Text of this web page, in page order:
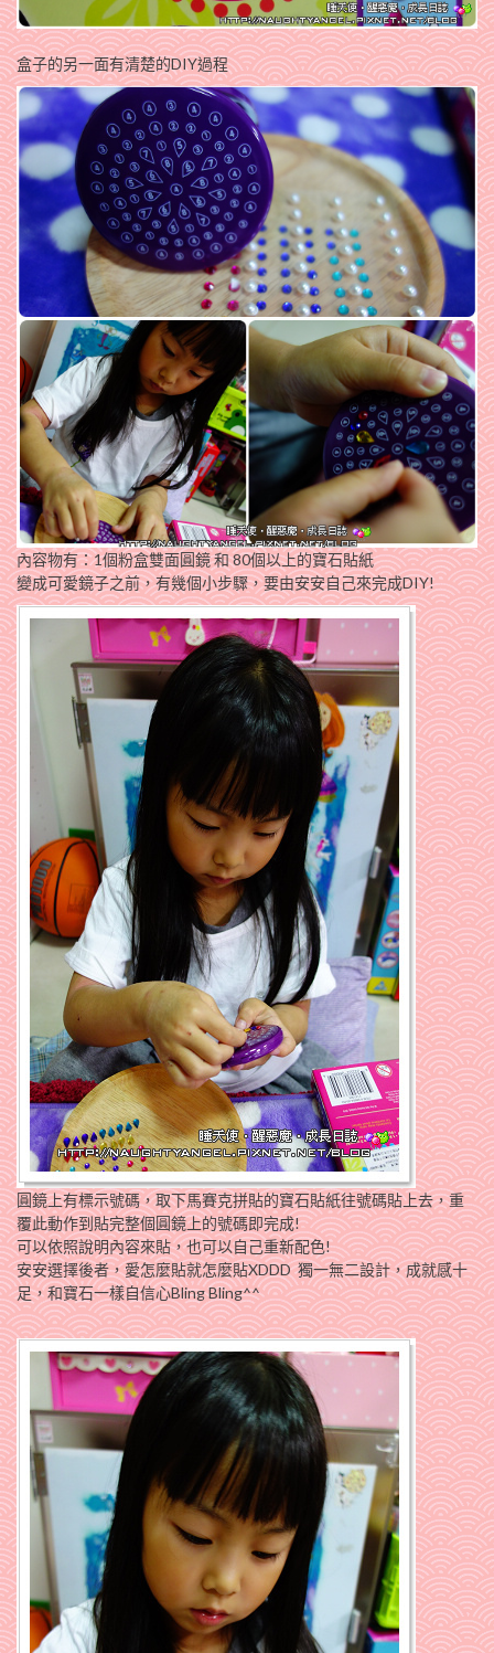
盒子的另一面有清楚的DIY過程
內容物有：1個粉盒雙面圓鏡 和 80個以上的寶石貼紙
變成可愛鏡子之前，有幾個小步驟，要由安安自己來完成DIY!
圓鏡上有標示號碼，取下馬賽克拼貼的寶石貼紙往號碼貼上去，重
覆此動作到貼完整個圓鏡上的號碼即完成!
可以依照說明內容來貼，也可以自己重新配色!
安安選擇後者，愛怎麼貼就怎麼貼XDDD 獨一無二設計，成就感十
足，和寶石一樣自信心Bling Bling^^